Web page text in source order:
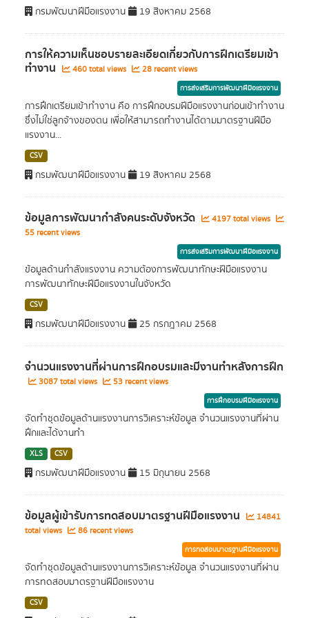
กรมพัฒนาฝีมือแรงงาน 19 สิงหาคม 2568
การให้ความเห็นชอบรายละเอียดเกี่ยวกับการฝึกเตรียมเข้า
ทำงาน 460 total views 28 recent views
การส่งเสริมการพัฒนาฝีมือแรงงาน
การฝึกเตรียมเข้าทำงาน คือ การฝึกอบรมฝีมือแรงงานก่อนเข้าทำงาน
ซึ่งไม่ใช่ลูกจ้างของตน เพื่อให้สามารถทำงานได้ตามมาตรฐานฝีมือ
แรงงาน...
CSV
กรมพัฒนาฝีมือแรงงาน 19 สิงหาคม 2568
ข้อมูลการพัฒนากำลังคนระดับจังหวัด
4197 total views
55 recent views
การส่งเสริมการพัฒนาฝีมือแรงงาน
ข้อมูลด้านกำลังแรงงาน ความต้องการพัฒนาทักษะฝีมือแรงงาน
การพัฒนาทักษะฝีมือแรงงานในจังหวัด
CSV
กรมพัฒนาฝีมือแรงงาน 25 กรกฎาคม 2568
จำนวนแรงงานที่ผ่านการฝึกอบรมและมีงานทำหลังการฝึก
3087 total views 53 recent views
การฝึกอบรมฝีมือแรงงาน
จัดทำชุดข้อมูลด้านแรงงานการวิเคราะห์ข้อมูล จำนวนแรงงานที่ผ่าน
ฝึกและได้งานทำ
XLS CSV
กรมพัฒนาฝีมือแรงงาน 15 มิถุนายน 2568
ข้อมูลผู้เข้ารับการทดสอบมาตรฐานฝีมือแรงงาน
14841
total views
86 recent views
การทดสอบมาตรฐานฝีมือแรงงาน
จัดทำชุดข้อมูลด้านแรงงานการวิเคราะห์ข้อมูล จำนวนแรงงานที่ผ่าน
การทดสอบมาตรฐานฝีมือแรงงาน
CSV